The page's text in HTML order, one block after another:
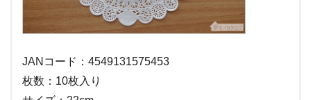
JANコード：4549131575453
枚数：10枚入り